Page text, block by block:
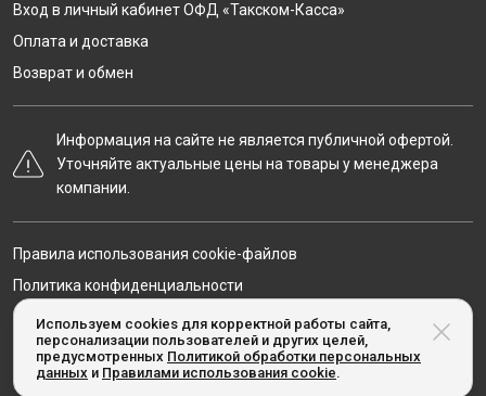
Используем cookies для корректной работы сайта,
персонализации пользователей и других целей,
предусмотренных Политикой обработки персональных
данных и Правилами использования cookie.
Вход в личный кабинет ОФД «Такском-Касса»
Оплата и доставка
Возврат и обмен
Информация на сайте не является публичной офертой.
Уточняйте актуальные цены на товары у менеджера
компании.
© Taxcom-kassa.ru, 2020-2026
Правила использования cookie-файлов
Политика конфиденциальности
Карта сайта